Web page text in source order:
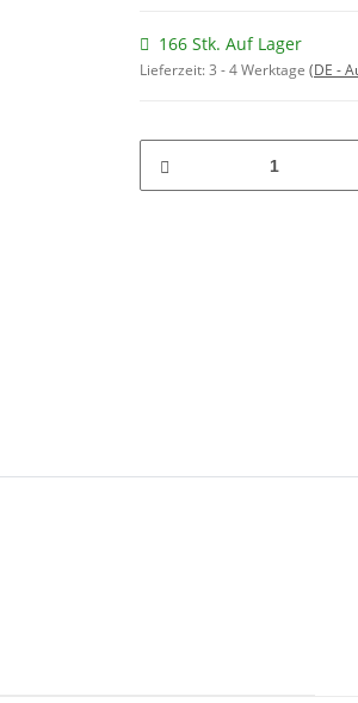
166 Stk. Auf Lager
Lieferzeit:3 - 4 Werktage (DE -